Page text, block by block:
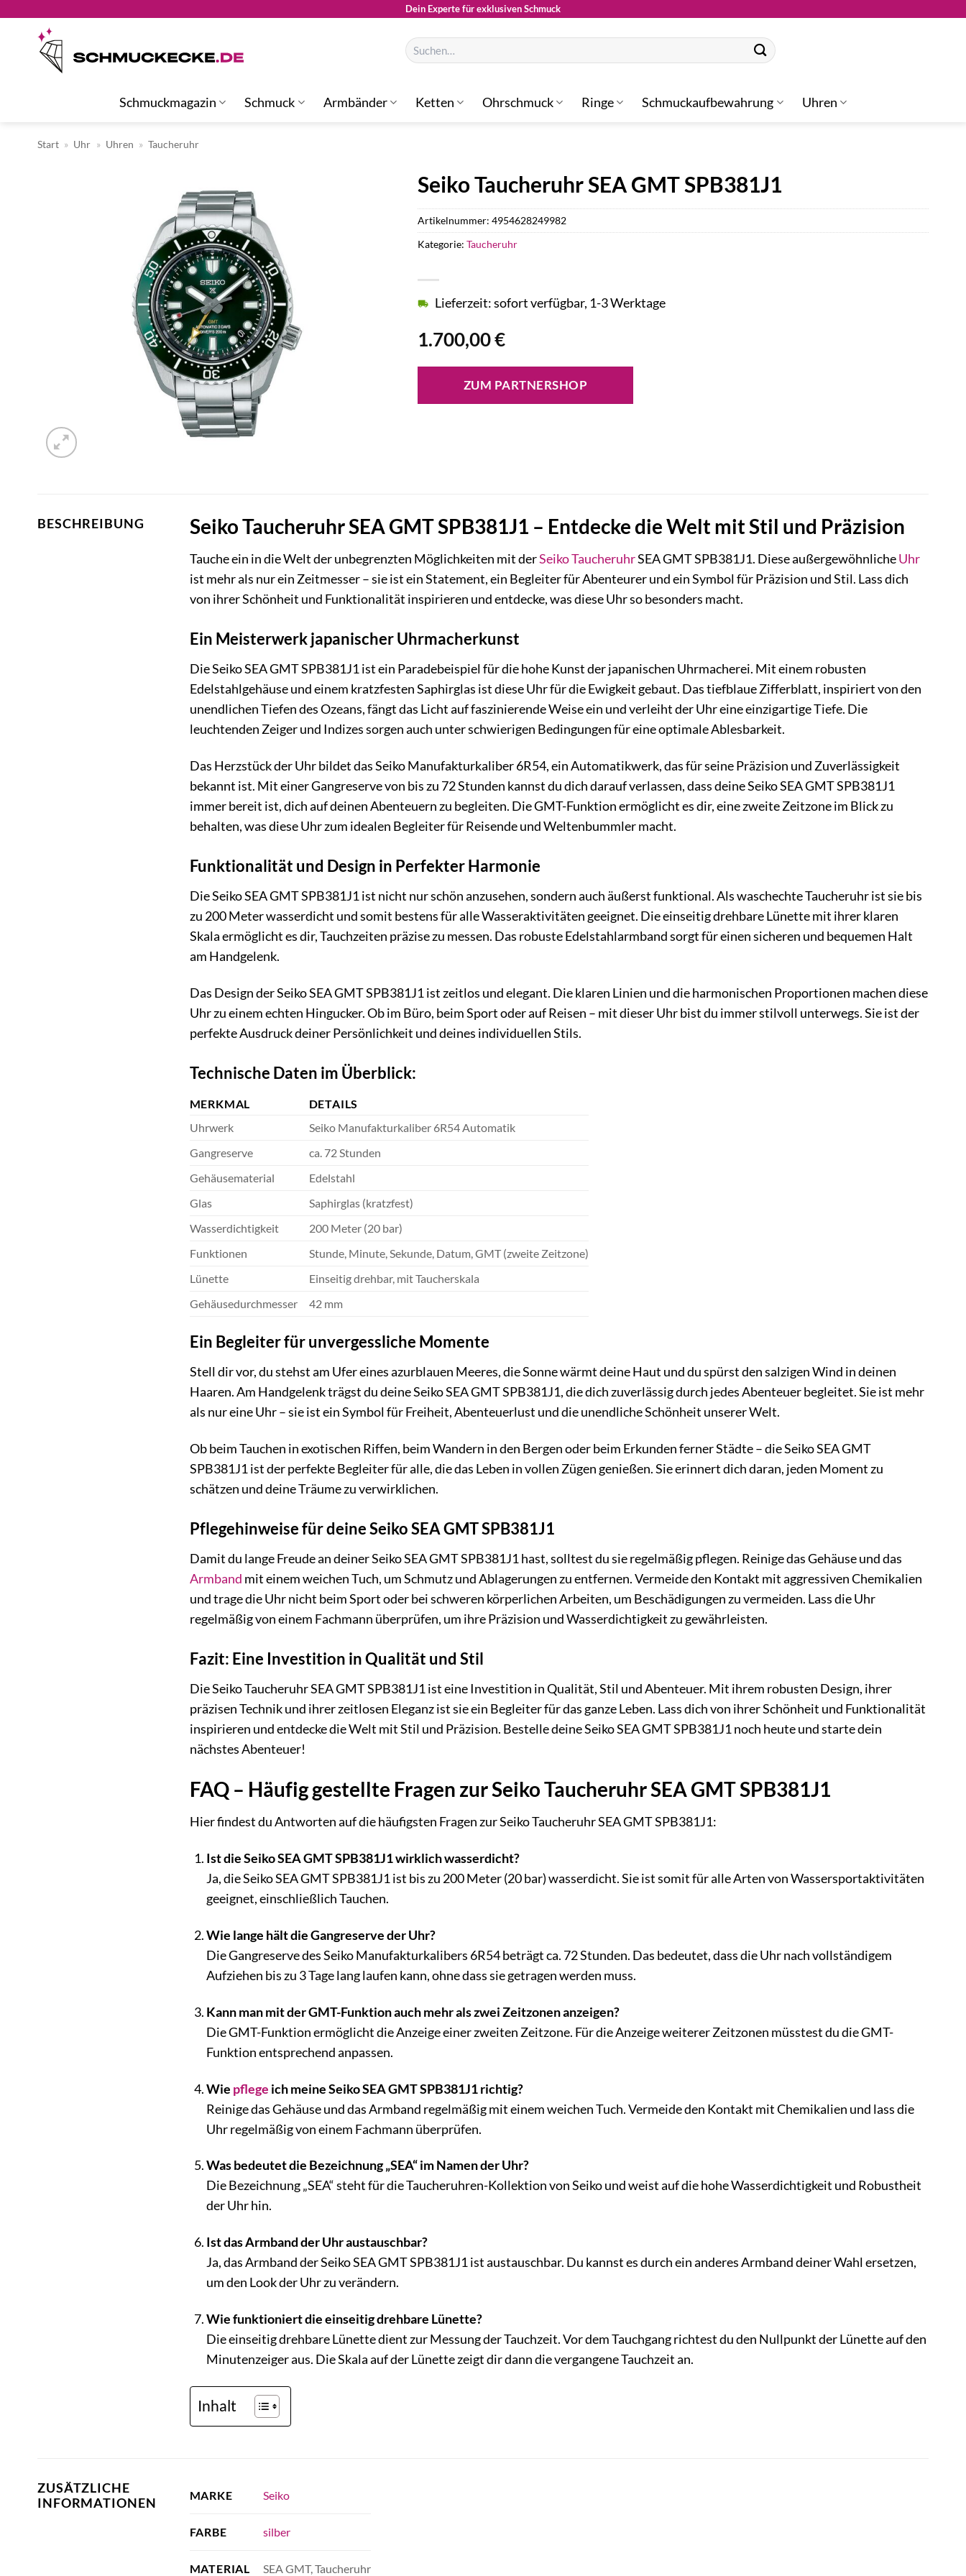
springen
Dein Experte für exklusiven Schmuck
Suchen
nach:
Schmuckmagazin Schmuck Armbänder Ketten Ohrschmuck Ringe Schmuckaufbewahrung Uhren
Start » Uhr » Uhren » Taucheruhr
Seiko Taucheruhr SEA GMT SPB381J1
1.700,00€
Lieferzeit: sofort verfügbar, 1-3 Werktage
ZUM PARTNERSHOP
Artikelnummer:4954628249982
Kategorie:Taucheruhr
BESCHREIBUNG Seiko Taucheruhr SEA GMT SPB381J1 – Entdecke die Welt mit Stil und Präzision
Tauche ein in die Welt der unbegrenzten Möglichkeiten mit derSeikoTaucheruhrSEA GMT SPB381J1. Diese außergewöhnlicheUhr
ist mehr als nur ein Zeitmesser – sie ist ein Statement, ein Begleiter für Abenteurer und ein Symbol für Präzision und Stil. Lass dich
von ihrer Schönheit und Funktionalität inspirieren und entdecke, was diese Uhr so besonders macht.
Ein Meisterwerk japanischer Uhrmacherkunst
Die Seiko SEA GMT SPB381J1 ist ein Paradebeispiel für die hohe Kunst der japanischen Uhrmacherei. Mit einem robusten
Edelstahlgehäuse und einem kratzfesten Saphirglas ist diese Uhr für die Ewigkeit gebaut. Das tiefblaue Zifferblatt, inspiriert von den
unendlichen Tiefen des Ozeans, fängt das Licht auf faszinierende Weise ein und verleiht der Uhr eine einzigartige Tiefe. Die
leuchtenden Zeiger und Indizes sorgen auch unter schwierigen Bedingungen für eine optimale Ablesbarkeit.
Das Herzstück der Uhr bildet das Seiko Manufakturkaliber 6R54, ein Automatikwerk, das für seine Präzision und Zuverlässigkeit
bekannt ist. Mit einer Gangreserve von bis zu 72 Stunden kannst du dich darauf verlassen, dass deine Seiko SEA GMT SPB381J1
immer bereit ist, dich auf deinen Abenteuern zu begleiten. Die GMT-Funktion ermöglicht es dir, eine zweite Zeitzone im Blick zu
behalten, was diese Uhr zum idealen Begleiter für Reisende und Weltenbummler macht.
Funktionalität und Design in Perfekter Harmonie
Die Seiko SEA GMT SPB381J1 ist nicht nur schön anzusehen, sondern auch äußerst funktional. Als waschechte Taucheruhr ist sie bis
zu 200 Meter wasserdicht und somit bestens für alle Wasseraktivitäten geeignet. Die einseitig drehbare Lünette mit ihrer klaren
Skala ermöglicht es dir, Tauchzeiten präzise zu messen. Das robuste Edelstahlarmband sorgt für einen sicheren und bequemen Halt
am Handgelenk.
Das Design der Seiko SEA GMT SPB381J1 ist zeitlos und elegant. Die klaren Linien und die harmonischen Proportionen machen diese
Uhr zu einem echten Hingucker. Ob im Büro, beim Sport oder auf Reisen – mit dieser Uhr bist du immer stilvoll unterwegs. Sie ist der
perfekte Ausdruck deiner Persönlichkeit und deines individuellen Stils.
Technische Daten im Überblick:
MERKMAL
DETAILS
Uhrwerk
Seiko Manufakturkaliber 6R54 Automatik
Gangreserve
ca. 72 Stunden
Gehäusematerial
Edelstahl
Glas
Saphirglas (kratzfest)
Wasserdichtigkeit
200 Meter (20 bar)
Funktionen
Stunde, Minute, Sekunde, Datum, GMT (zweite Zeitzone)
Lünette
Einseitig drehbar, mit Taucherskala
Gehäusedurchmesser
42 mm
Ein Begleiter für unvergessliche Momente
Stell dir vor, du stehst am Ufer eines azurblauen Meeres, die Sonne wärmt deine Haut und du spürst den salzigen Wind in deinen
Haaren. Am Handgelenk trägst du deine Seiko SEA GMT SPB381J1, die dich zuverlässig durch jedes Abenteuer begleitet. Sie ist mehr
als nur eine Uhr – sie ist ein Symbol für Freiheit, Abenteuerlust und die unendliche Schönheit unserer Welt.
Ob beim Tauchen in exotischen Riffen, beim Wandern in den Bergen oder beim Erkunden ferner Städte – die Seiko SEA GMT
SPB381J1 ist der perfekte Begleiter für alle, die das Leben in vollen Zügen genießen. Sie erinnert dich daran, jeden Moment zu
schätzen und deine Träume zu verwirklichen.
Pflegehinweise für deine Seiko SEA GMT SPB381J1
Damit du lange Freude an deiner Seiko SEA GMT SPB381J1 hast, solltest du sie regelmäßig pflegen. Reinige das Gehäuse und das
Armband mit einem weichen Tuch, um Schmutz und Ablagerungen zu entfernen. Vermeide den Kontakt mit aggressiven Chemikalien
und trage die Uhr nicht beim Sport oder bei schweren körperlichen Arbeiten, um Beschädigungen zu vermeiden. Lass die Uhr
regelmäßig von einem Fachmann überprüfen, um ihre Präzision und Wasserdichtigkeit zu gewährleisten.
Fazit: Eine Investition in Qualität und Stil
Die Seiko Taucheruhr SEA GMT SPB381J1 ist eine Investition in Qualität, Stil und Abenteuer. Mit ihrem robusten Design, ihrer
präzisen Technik und ihrer zeitlosen Eleganz ist sie ein Begleiter für das ganze Leben. Lass dich von ihrer Schönheit und Funktionalität
inspirieren und entdecke die Welt mit Stil und Präzision. Bestelle deine Seiko SEA GMT SPB381J1 noch heute und starte dein
nächstes Abenteuer!
FAQ – Häufig gestellte Fragen zur Seiko Taucheruhr SEA GMT SPB381J1
Hier findest du Antworten auf die häufigsten Fragen zur Seiko Taucheruhr SEA GMT SPB381J1:
Ist die Seiko SEA GMT SPB381J1 wirklich wasserdicht?
Ja, die Seiko SEA GMT SPB381J1 ist bis zu 200 Meter (20 bar) wasserdicht. Sie ist somit für alle Arten von Wassersportaktivitäten
geeignet, einschließlich Tauchen.
Wie lange hält die Gangreserve der Uhr?
Die Gangreserve des Seiko Manufakturkalibers 6R54 beträgt ca. 72 Stunden. Das bedeutet, dass die Uhr nach vollständigem
Aufziehen bis zu 3 Tage lang laufen kann, ohne dass sie getragen werden muss.
Kann man mit der GMT-Funktion auch mehr als zwei Zeitzonen anzeigen?
Die GMT-Funktion ermöglicht die Anzeige einer zweiten Zeitzone. Für die Anzeige weiterer Zeitzonen müsstest du die GMT-
Funktion entsprechend anpassen.
Wie pflege ich meine Seiko SEA GMT SPB381J1 richtig?
Reinige das Gehäuse und das Armband regelmäßig mit einem weichen Tuch. Vermeide den Kontakt mit Chemikalien und lass die
Uhr regelmäßig von einem Fachmann überprüfen.
Was bedeutet die Bezeichnung „SEA“ im Namen der Uhr?
Die Bezeichnung „SEA“ steht für die Taucheruhren-Kollektion von Seiko und weist auf die hohe Wasserdichtigkeit und Robustheit
der Uhr hin.
Ist das Armband der Uhr austauschbar?
Ja, das Armband der Seiko SEA GMT SPB381J1 ist austauschbar. Du kannst es durch ein anderes Armband deiner Wahl ersetzen,
um den Look der Uhr zu verändern.
Wie funktioniert die einseitig drehbare Lünette?
Die einseitig drehbare Lünette dient zur Messung der Tauchzeit. Vor dem Tauchgang richtest du den Nullpunkt der Lünette auf den
Minutenzeiger aus. Die Skala auf der Lünette zeigt dir dann die vergangene Tauchzeit an.
Inhalt
ZUSÄTZLICHE
INFORMATIONEN
MARKE Seiko
FARBE silber
MATERIAL SEA GMT, Taucheruhr